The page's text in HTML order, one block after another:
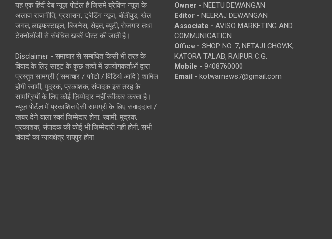
यह एक हिंदी वेब न्यूज़ पोर्टल है जिसमें ब्रेकिंग न्यूज़ के
अलावा राजनीति, प्रशासन, ट्रेंडिंग न्यूज, बॉलीवुड, खेल
जगत, लाइफस्टाइल, बिजनेस, सेहत, ब्यूटी, रोजगार तथा
टेक्नोलॉजी से संबंधित खबरें पोस्ट की जाती है।
Disclaimer - समाचार से सम्बंधित किसी भी तरह के
विवाद के लिए साइट के कुछ तत्वों में उपयोगकर्ताओं द्वारा
प्रस्तुत सामग्री ( समाचार / फोटो / विडियो आदि ) शामिल
होगी स्वामी, मुद्रक, प्रकाशक, संपादक इस तरह के
सामग्रियों के लिए कोई ज़िम्मेदार नहीं स्वीकार करता है।
न्यूज़ पोर्टल में प्रकाशित ऐसी सामग्री के लिए संवाददाता /
खबर देने वाला स्वयं जिम्मेदार होगा, स्वामी, मुद्रक,
प्रकाशक, संपादक की कोई भी जिम्मेदारी नहीं होगी. सभी
विवादों का न्यायक्षेत्र रायपुर होगा
Owner - NEETU DEWANGAN
Editor - NEERAJ DEWANGAN
Associate - AVISO MARKETING AND
COMMUNICATION
Office - SHOP NO. 7, NETAJI CHOWK,
KATORA TALAB, RAIPUR C.G.
Mobile - 9408760000
Email - kotwarnews7@gmail.com